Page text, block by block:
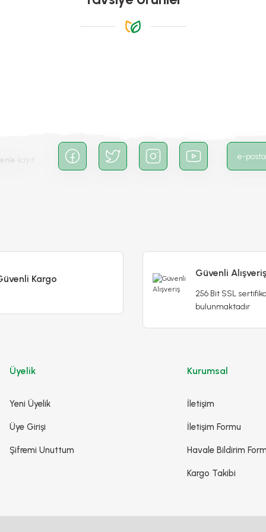
Poliwork Akasya Tekli Kolay Askı Mor Saksı - 1,50 L
Kargo
Güvenli Alışveriş
256 Bit SSL
bulunmaktadır
Üyelik
Yeni Üyelik
Üye Girişi
Şifremi Unuttum
Kurumsal
İletişim
İletişim Formu
Havale Bildirim
Kargo Takibi